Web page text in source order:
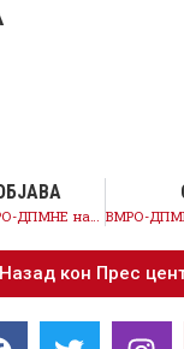
Мицкоски и ВМРО-ДПМНЕ нанесоа огромни штети врз енергетиката, Владата предводена од СДСМ создава ефикасен енергетски сектор
Назад кон Прес